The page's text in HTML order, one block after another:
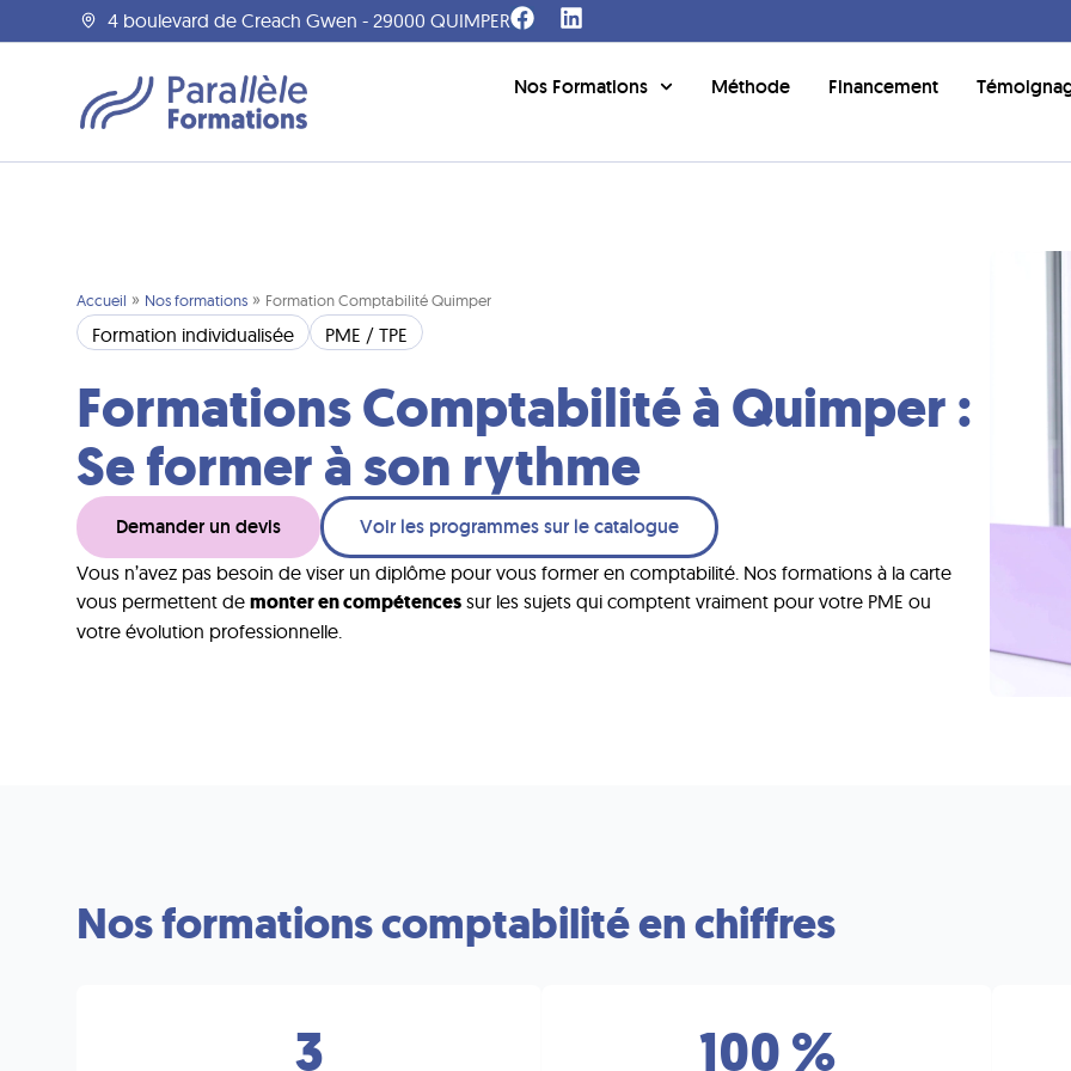
4 boulevard de Creach Gwen - 29000 QUIMPER
Nos Formations Méthode Financement
Accueil » Nos formations » Formation Comptabilité Quimper
Formation individualisée PME / TPE
Formations Comptabilité à Quimper :
Se former à son rythme
Demander un devis Voir les programmes sur le catalogue
Vous n’avez pas besoin de viser un diplôme pour vous former en comptabilité. Nos formations à la carte
vous permettent de monter en compétences sur les sujets qui comptent vraiment pour votre PME ou
votre évolution professionnelle.
Nos formations comptabilité en chiffres
3 100 %